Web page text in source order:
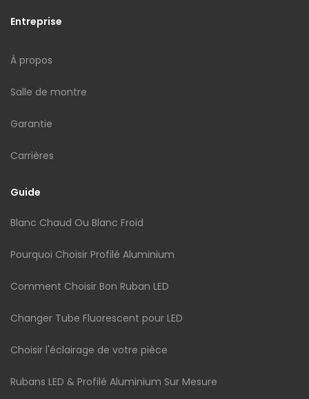
Entreprise
À propos
Salle de montre
Garantie
Carrières
Guide
Blanc Chaud Ou Blanc Froid
Pourquoi Choisir Profilé Aluminium
Comment Choisir Bon Ruban LED
Changer Tube Fluorescent pour LED
Choisir l'éclairage de votre pièce
Rubans LED & Profilé Aluminium Sur Mesure